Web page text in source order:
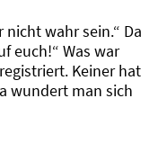
wahr sein.“ Da
euch!“ Was war
Keiner hat
wundert man sich